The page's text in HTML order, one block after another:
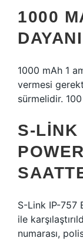
1000
1000 mAh 1
vermesi
sürmelidir.
S-LINK
S-Link IP-757
ile
numarası,